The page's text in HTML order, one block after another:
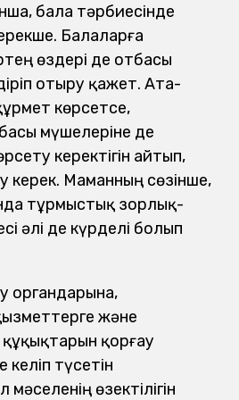
бала тәрбиесінде
Балаларға
өздері де отбасы
отыру қажет. Ата-
көрсетсе,
мүшелеріне де
керектігін айтып,
керек. Маманның сөзінше,
тұрмыстық зорлық-
әлі де күрделі болып
органдарына,
және
қорғау
келіп түсетін
мәселенің өзектілігін